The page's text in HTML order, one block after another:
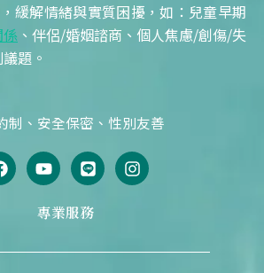
緩解情緒與實質困擾，如：兒童早期
、伴侶/婚姻諮商、個人焦慮/創傷/失
題。
制、安全保密、性別友善
Y
o
u
t
u
e
L
i
n
e
I
n
s
r
專業服務